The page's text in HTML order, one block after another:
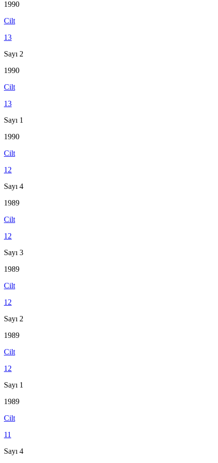
1990
Cilt
13
Sayı 2
1990
Cilt
13
Sayı 1
1990
Cilt
12
Sayı 4
1989
Cilt
12
Sayı 3
1989
Cilt
12
Sayı 2
1989
Cilt
12
Sayı 1
1989
Cilt
11
Sayı 4